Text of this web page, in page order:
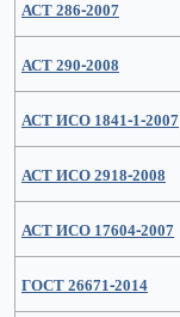
АСТ 286-2007
АСТ 290-2008
АСТ ИСО 1841-1-2007
АСТ ИСО 2918-2008
АСТ ИСО 17604-2007
ГОСТ 26671-2014